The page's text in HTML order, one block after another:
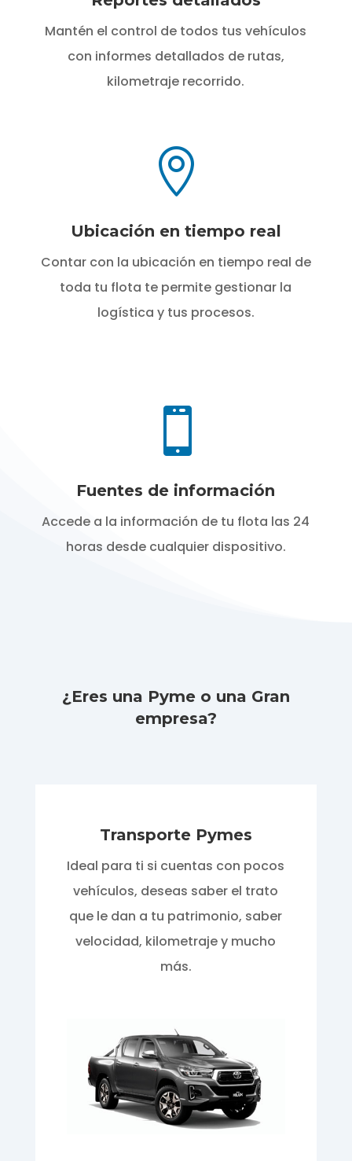
Mantén el control de todos tus vehículos
con informes detallados de rutas,
kilometraje recorrido.

Ubicación en tiempo real
Contar con la ubicación en tiempo real de
toda tu flota te permite gestionar la
logística y tus procesos.

Fuentes de información
Accede a la información de tu flota las 24
horas desde cualquier dispositivo.
¿Eres una Pyme o una Gran
empresa?
Transporte Pymes
Ideal para ti si cuentas con pocos
vehículos, deseas saber el trato
que le dan a tu patrimonio, saber
velocidad, kilometraje y mucho
más.